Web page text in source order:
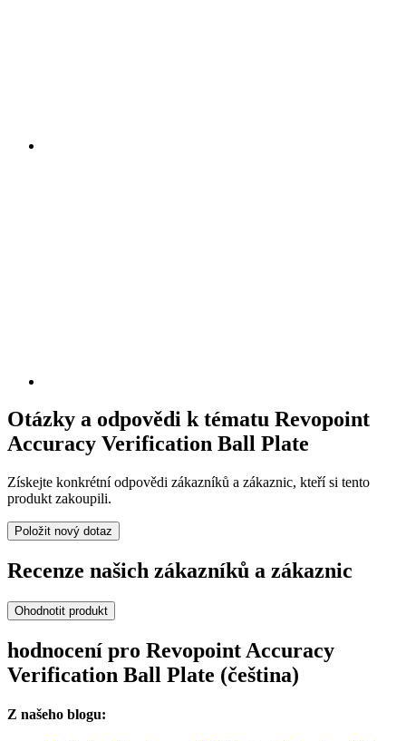
Otázky a odpovědi k tématu Revopoint
Accuracy Verification Ball Plate
Získejte konkrétní odpovědi zákazníků a zákaznic, kteří si tento
produkt zakoupili.
Položit nový dotaz
Recenze našich zákazníků a zákaznic
Ohodnotit produkt
hodnocení pro Revopoint Accuracy
Verification Ball Plate (čeština)
Z našeho blogu: